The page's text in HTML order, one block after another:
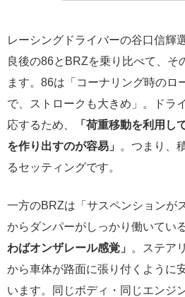
レーシングドライバーの谷口信輝
良後の86とBRZを乗り比べて、そ
ます。86は「コーナリング時のロ
で、ストロークも大きめ」。ドラ
応するため、
「荷重移動を利用し
を作り出すのが容易」
。つまり、
るセッティングです。
一方のBRZは「サスペンションが
からダンパーがしっかり働いてい
わばオンザレール感覚」
。ステア
から車体が路面に張り付くように
います。同じボディ・同じエンジ